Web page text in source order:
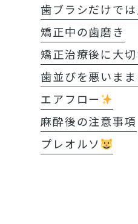
歯ブラシだけで
矯正中の歯磨き
矯正治療後に大切
エアフロー
麻酔後の注意事項
プレオルソ